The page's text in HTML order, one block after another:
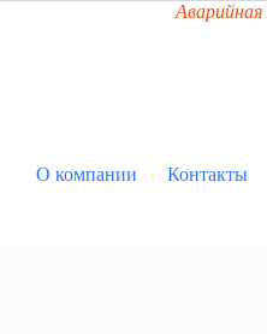
Аварийная
О компании Контакты